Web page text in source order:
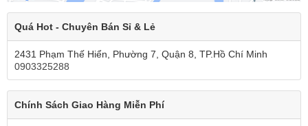
Quá Hot - Chuyên Bán Sỉ & Lẻ
2431 Phạm Thế Hiển, Phường 7, Quận 8, TP.Hồ Chí Minh
0903325288
Chính Sách Giao Hàng Miễn Phí